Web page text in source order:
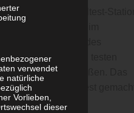
die Corona-Schnelltest-Station
sich so zügig testen
ihren Einkauf genießen. Das
hat den Test gemacht.
verwendet
natürliche
Vorlieben,
dieser